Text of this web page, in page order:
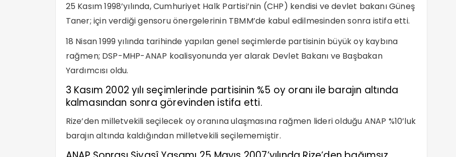
25 Kasım 1998’yılında, Cumhuriyet Halk Partisi’nin (CHP) kendisi ve devlet bakanı Güneş
Taner; için verdiği gensoru önergelerinin TBMM’de kabul edilmesinden sonra istifa etti.
18 Nisan 1999 yılında tarihinde yapılan genel seçimlerde partisinin büyük oy kaybına
rağmen; DSP-MHP-ANAP koalisyonunda yer alarak Devlet Bakanı ve Başbakan
Yardımcısı oldu.
3 Kasım 2002 yılı seçimlerinde partisinin %5 oy oranı ile barajın altında
kalmasından sonra görevinden istifa etti.
Rize’den milletvekili seçilecek oy oranına ulaşmasına rağmen lideri olduğu ANAP %10’luk
barajın altında kaldığından milletvekili seçilememiştir.